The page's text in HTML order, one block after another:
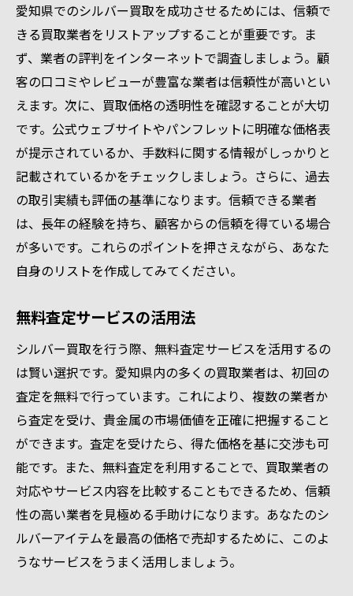
プロの視点を取り入れた戦略作り
買取価格を高めるための条件交渉術
価値最大化のための情報ネットワークの構
築
売却後に後悔しないための準備
長期的な視点での貴金属管理法
愛知県でのシルバー買取を成功させるためには、信頼で
きる買取業者をリストアップすることが重要です。ま
ず、業者の評判をインターネットで調査しましょう。顧
客の口コミやレビューが豊富な業者は信頼性が高いとい
えます。次に、買取価格の透明性を確認することが大切
です。公式ウェブサイトやパンフレットに明確な価格表
が提示されているか、手数料に関する情報がしっかりと
記載されているかをチェックしましょう。さらに、過去
の取引実績も評価の基準になります。信頼できる業者
は、長年の経験を持ち、顧客からの信頼を得ている場合
が多いです。これらのポイントを押さえながら、あなた
自身のリストを作成してみてください。
無料査定サービスの活用法
シルバー買取を行う際、無料査定サービスを活用するの
は賢い選択です。愛知県内の多くの買取業者は、初回の
査定を無料で行っています。これにより、複数の業者か
ら査定を受け、貴金属の市場価値を正確に把握すること
ができます。査定を受けたら、得た価格を基に交渉も可
能です。また、無料査定を利用することで、買取業者の
対応やサービス内容を比較することもできるため、信頼
性の高い業者を見極める手助けになります。あなたのシ
ルバーアイテムを最高の価格で売却するために、このよ
うなサービスをうまく活用しましょう。